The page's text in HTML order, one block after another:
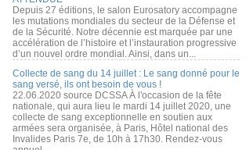
Depuis 27 éditions, le salon Eurosatory accompagne
les mutations mondiales du secteur de la Défense et
de la Sécurité. Notre décennie est marquée par une
accélération de l’histoire et l’instauration progressive
d’un nouvel ordre mondial. Ainsi, dans un...
Collecte de sang du 14 juillet : Le sang donné pour le
sang versé, ils ont besoin de vous !
22.06.2020 source DCSSA À l'occasion de la fête
nationale, qui aura lieu le mardi 14 juillet 2020, une
collecte de sang exceptionnelle en soutien aux
armées sera organisée, à Paris, Hôtel national des
Invalides Paris 7e, de 10h à 17h30. Rendez-vous